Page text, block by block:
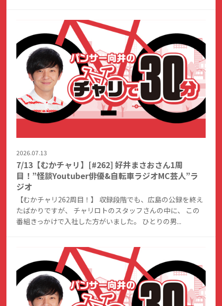
2026.07.13
7/13【むかチャリ】[#262] 好井まさおさん1周
目！”怪談Youtuber俳優&自転車ラジオMC芸人”ラ
ジオ
【むかチャリ262周目！】 収録段階でも、広島の公録を終え
たばかりですが、 チャリロトのスタッフさんの中に、 この
番組きっかけで入社した方がいました。 ひとりの男...